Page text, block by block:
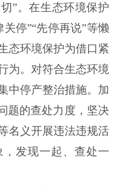
”。在生态环境保护
停”“先停再说”等懒
态环境保护为借口紧
为。对符合生态环境
中停产整治措施。加
题的查处力度，坚决
名义开展违法违规活
发现一起、查处一